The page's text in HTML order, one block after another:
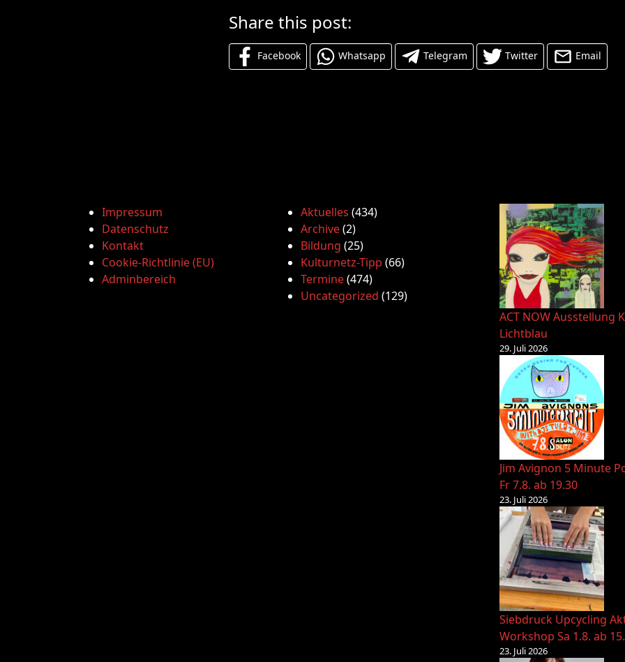
Share this post:
Facebook Whatsapp Telegram Twitter Email
Impressum
Datenschutz
Kontakt
Cookie-Richtlinie (EU)
Adminbereich
Aktuelles (434)
Archive(2)
Bildung (25)
Kulturnetz-Tipp (66)
Termine(474)
Uncategorized (129)
ACT NOW Ausstellung
Lichtblau
29. Juli 2026
Jim Avignon 5 Minute
Fr 7.8. ab 19.30
23. Juli 2026
Siebdruck Upcycling
Workshop Sa 1.8. ab
23. Juli 2026